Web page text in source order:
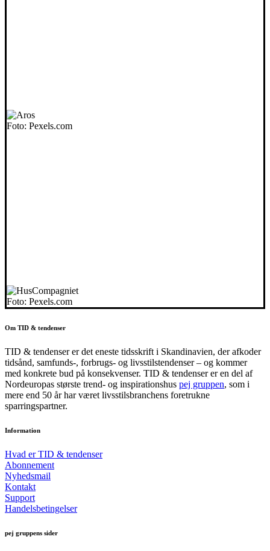
Foto: Pexels.com
Foto: Pexels.com
Om TID & tendenser
TID & tendenser er det eneste tidsskrift i Skandinavien, der afkoder
tidsånd, samfunds-, forbrugs- og livsstilstendenser – og kommer
med konkrete bud på konsekvenser. TID & tendenser er en del af
Nordeuropas største trend- og inspirationshus pej gruppen, som i
mere end 50 år har været livsstilsbranchens foretrukne
sparringspartner.
Information
Hvad er TID & tendenser
Abonnement
Nyhedsmail
Kontakt
Support
Handelsbetingelser
pej gruppens sider